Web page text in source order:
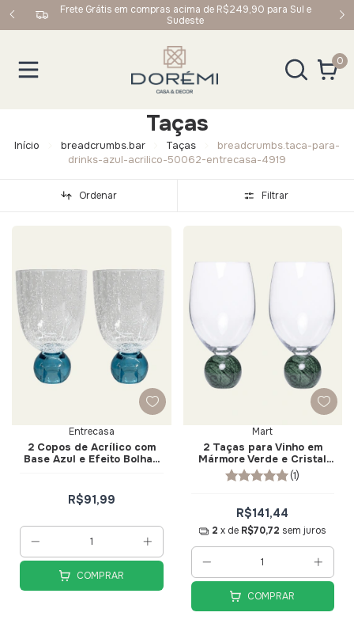
Frete Grátis em compras acima de R$249,90 para Sul e
Sudeste
0
Taças
Início breadcrumbs.bar Taças
breadcrumbs.taca-para-
drinks-azul-acrilico-50062-entrecasa-4919
Ordenar Filtrar
Entrecasa
2 Copos de Acrílico com
Base Azul e Efeito Bolhas
R$91,99
COMPRAR
Mart
2 Taças para Vinho em
Mármore Verde e Cristal
520ml - Mart
(1)
R$141,44
2 x de R$70,72 sem juros
COMPRAR